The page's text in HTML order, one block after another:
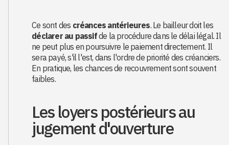
Ce sont des créances antérieures. Le bailleur doit les
déclarer au passifde la procédure dans le délai légal. Il
ne peut plus en poursuivre le paiement directement. Il
sera payé, s'il l'est, dans l'ordre de priorité des créanciers.
En pratique, les chances de recouvrement sont souvent
faibles.
Les loyers postérieurs au
jugement d'ouverture